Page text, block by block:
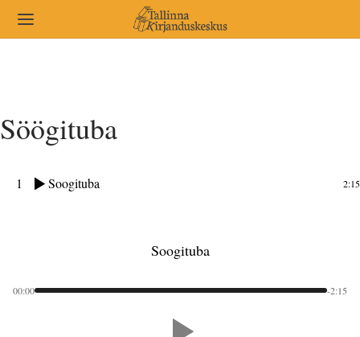
Söögituba
1 Soogituba 2:15
Soogituba
00:00 -2:15